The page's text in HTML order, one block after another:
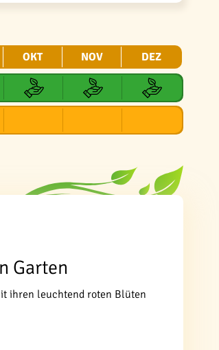
OKT NOV DEZ
Garten
ihren leuchtend roten Blüten